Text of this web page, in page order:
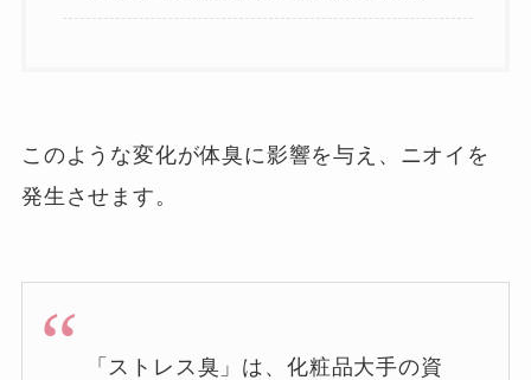
このような変化が体臭に影響を与え、ニオイを
発生させます。
「ストレス臭」は、化粧品大手の資